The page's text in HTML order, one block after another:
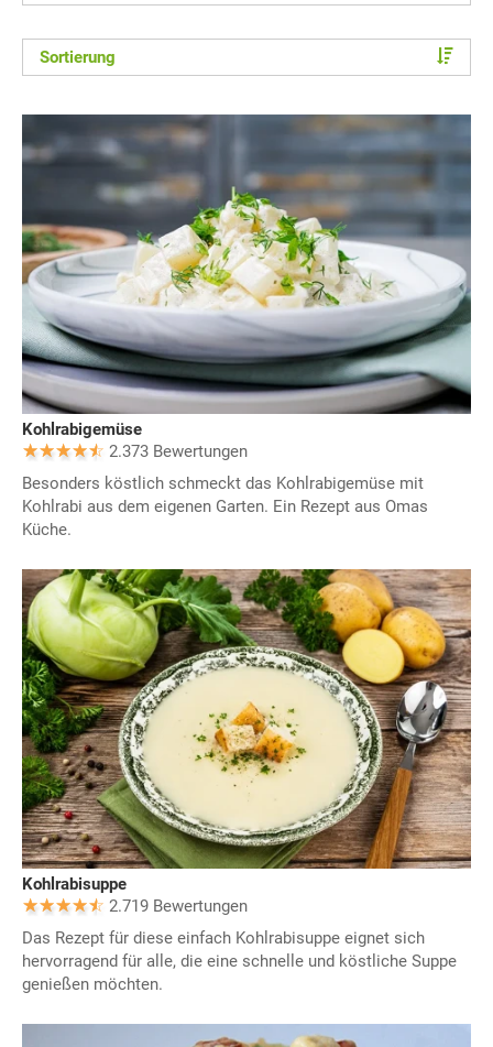
Sortierung
Kohlrabigemüse
2.373 Bewertungen
Besonders köstlich schmeckt das Kohlrabigemüse mit
Kohlrabi aus dem eigenen Garten. Ein Rezept aus Omas
Küche.
Kohlrabisuppe
2.719 Bewertungen
Das Rezept für diese einfach Kohlrabisuppe eignet sich
hervorragend für alle, die eine schnelle und köstliche Suppe
genießen möchten.